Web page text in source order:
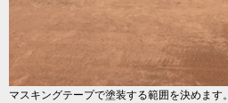
マスキングテープで塗装する範囲を決めます。